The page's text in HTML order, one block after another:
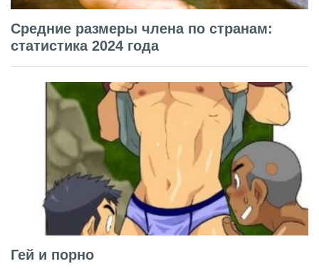
Средние размеры члена по странам:
статистика 2024 года
Гей и порно